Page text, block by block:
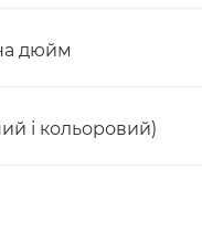
дюйм
і кольоровий)